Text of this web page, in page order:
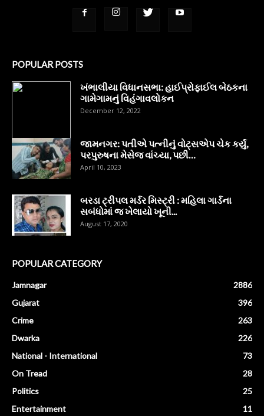
POPULAR POSTS
ખંભાલીયા વિધાનસભા: હાઈપ્રોફાઈલ બેઠકના
ગામેગામનું વિહંગાવલોકન
December 12, 2022
જામનગર: પતીએ પત્નીનું વોટ્સએપ ચેક કર્યું,
પરપુરુષના મેસેજ વાંચ્યા, પછી…
April 10, 2023
બરડા ટ્રીપલ મર્ડર મિસ્ટ્રી : મહિલા ગાર્ડના
સબંધોમાં જ ખેલાયો ખૂની...
August 17, 2020
POPULAR CATEGORY
Jamnagar
2886
Gujarat
396
Crime
263
Dwarka
226
National - International
73
On Tread
28
Politics
25
Entertainment
11